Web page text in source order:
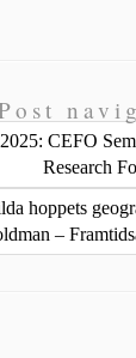
b
o
k
e
d
I
s
k
y
e
CEFO
Research
hoppets
–